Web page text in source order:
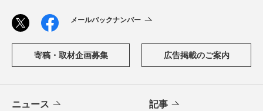
メールバックナンバー
寄稿・取材企画募集 広告掲載のご案内
ニュース 記事